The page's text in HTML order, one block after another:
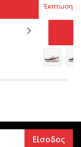
Έκπτωση30
Είσοδος